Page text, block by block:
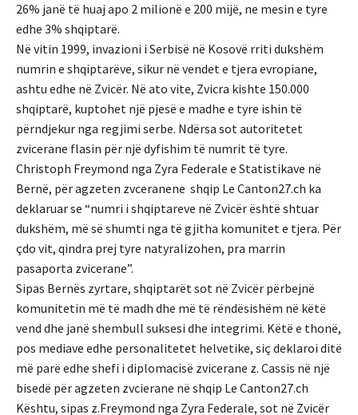
26% janë të huaj apo 2 milionë e 200 mijë, ne mesin e tyre
edhe 3% shqiptarë.
Në vitin 1999, invazioni i Serbisë në Kosovë rriti dukshëm
numrin e shqiptarëve, sikur në vendet e tjera evropiane,
ashtu edhe në Zvicër. Në ato vite, Zvicra kishte 150.000
shqiptarë, kuptohet një pjesë e madhe e tyre ishin të
përndjekur nga regjimi serbe. Ndërsa sot autoritetet
zvicerane flasin për një dyfishim të numrit të tyre.
Christoph Freymond nga Zyra Federale e Statistikave në
Bernë, për agzeten zvceranene shqip Le Canton27.ch ka
deklaruar se “numri i shqiptareve në Zvicër është shtuar
dukshëm, më së shumti nga të gjitha komunitet e tjera. Për
çdo vit, qindra prej tyre natyralizohen, pra marrin
pasaporta zvicerane”.
Sipas Bernës zyrtare, shqiptarët sot në Zvicër përbejnë
komunitetin më të madh dhe më të rëndësishëm në këtë
vend dhe janë shembull suksesi dhe integrimi. Këtë e thonë,
pos mediave edhe personalitetet helvetike, siç deklaroi ditë
më parë edhe shefi i diplomacisë zvicerane z. Cassis në një
bisedë për agzeten zvcierane në shqip Le Canton27.ch
Kështu, sipas z.Freymond nga Zyra Federale, sot në Zvicër